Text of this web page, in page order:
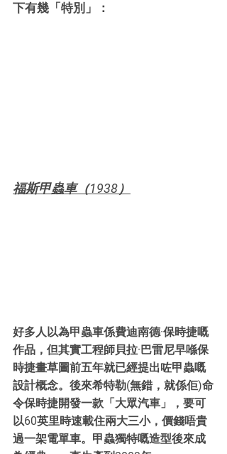
下有幾「特別」：
福斯甲蟲車（1938）
好多人以為甲蟲車係費迪南德·保時捷嘅
作品，但其實工程師貝拉·巴雷尼早喺保
時捷畫草圖前五年就已經提出咗甲蟲嘅
設計概念。後來希特勒(無錯，就係佢)命
令保時捷開發一款「大眾汽車」，要可
以60英里時速載住兩大三小，價錢唔貴
過一架電單車。甲蟲獨特嘅造型後來成